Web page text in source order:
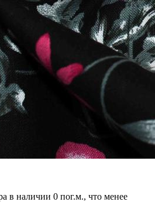
в наличии 0 пог.м., что менее